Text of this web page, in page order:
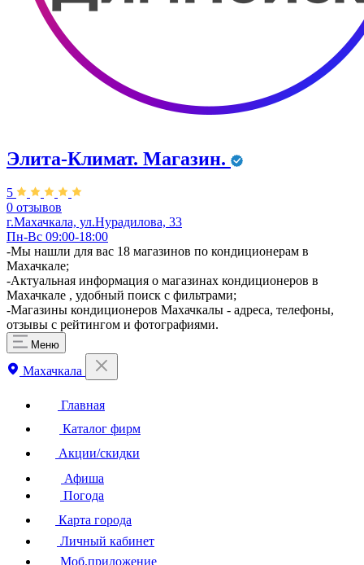
Элита-Климат. Магазин.
5
0 отзывов
г.Махачкала, ул.Нурадилова, 33
Пн-Вс 09:00-18:00
-Мы нашли для вас 18 магазинов по кондиционерам в
Махачкале;
-Актуальная информация о магазинах кондиционеров в
Махачкале , удобный поиск с фильтрами;
-Магазины кондиционеров Махачкалы - адреса, телефоны,
отзывы с рейтингом и фотографиями.
Меню
Махачкала
Главная
Каталог фирм
Акции/скидки
Афиша
Погода
Карта города
Личный кабинет
Моб.приложение